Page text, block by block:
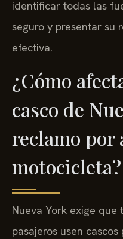
identificar todas las
seguro y presentar su
efectiva.
¿Cómo
casco de
reclamo por
motocicleta?
Nueva York exige
pasajeros usen